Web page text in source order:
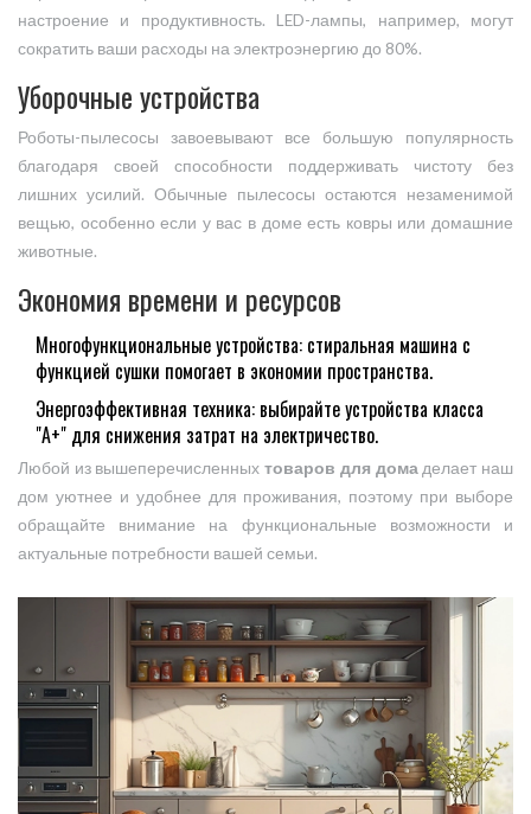
настроение и продуктивность. LED-лампы, например, могут
сократить ваши расходы на электроэнергию до 80%.
Уборочные устройства
Роботы-пылесосы завоевывают все большую популярность
благодаря своей способности поддерживать чистоту без
лишних усилий. Обычные пылесосы остаются незаменимой
вещью, особенно если у вас в доме есть ковры или домашние
животные.
Экономия времени и ресурсов
Многофункциональные устройства: стиральная машина с
функцией сушки помогает в экономии пространства.
Энергоэффективная техника: выбирайте устройства класса
"A+" для снижения затрат на электричество.
Любой из вышеперечисленныхтоваров для домаделает наш
дом уютнее и удобнее для проживания, поэтому при выборе
обращайте внимание на функциональные возможности и
актуальные потребности вашей семьи.